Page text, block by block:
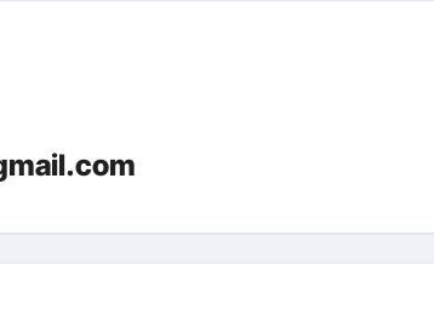
る効果まとめ】#バナナ #ダイエット #筋ト
か？ #ダイエット #プロテイン #痩せる
メインなら“全部まとめて”安心スタート
首・足元の冷えを根こそぎ防ぐ！素材別おす
ト・羽毛・人工羽毛・調温・吸湿発熱…あなた
・ツイスト・天然木まで徹底分類！室内で“足